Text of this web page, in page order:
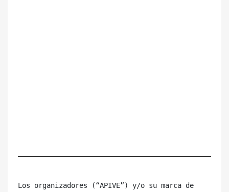
Los organizadores (“APIVE”) y/o su marca de